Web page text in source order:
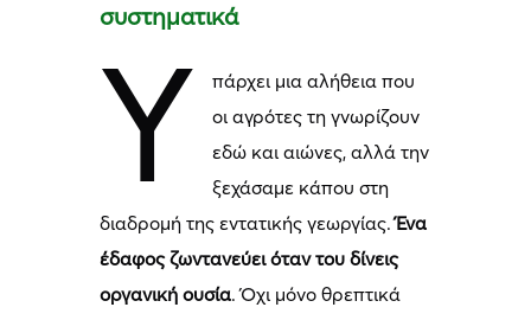
συστηματικά
Υ
πάρχει μια αλήθεια που
οι αγρότες τη γνωρίζουν
εδώ και αιώνες, αλλά την
ξεχάσαμε κάπου στη
διαδρομή της εντατικής γεωργίας.Ένα
έδαφος ζωντανεύει όταν του δίνεις
οργανική ουσία. Όχι μόνο θρεπτικά